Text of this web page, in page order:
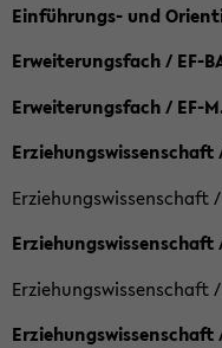
Einführungs- und
Erweiterungsfach / EF-
Erweiterungsfach / EF-
Erziehungswissenschaft
Erziehungswissenschaft
Erziehungswissenschaft
Erziehungswissenschaft